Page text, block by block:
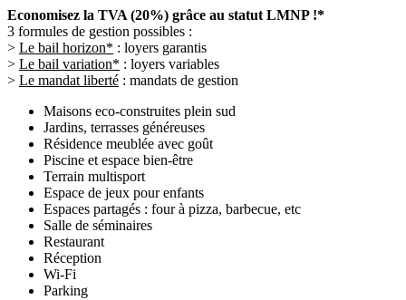
Economisez la TVA (20%) grâce au statut LMNP !*
3 formules de gestion possibles :
> Le bail horizon* : loyers garantis
> Le bail variation* : loyers variables
> Le mandat liberté : mandats de gestion
Maisons eco-construites plein sud
Jardins, terrasses généreuses
Résidence meublée avec goût
Piscine et espace bien-être
Terrain multisport
Espace de jeux pour enfants
Espaces partagés : four à pizza, barbecue, etc
Salle de séminaires
Restaurant
Réception
Wi-Fi
Parking